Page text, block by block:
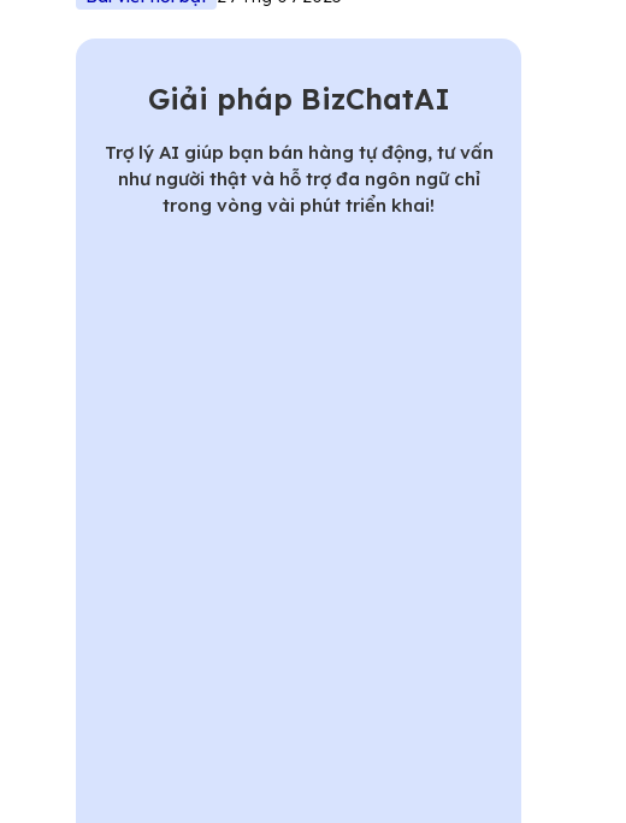
Giải pháp BizChatAI
Trợ lý AI giúp bạn bán hàng tự động, tư vấn
như người thật và hỗ trợ đa ngôn ngữ chỉ
trong vòng vài phút triển khai!